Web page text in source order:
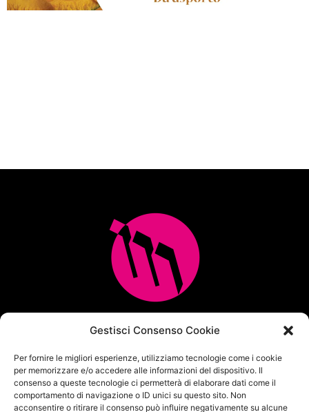
Gestisci Consenso Cookie
Per fornire le migliori esperienze, utilizziamo tecnologie come i cookie
per memorizzare e/o accedere alle informazioni del dispositivo. Il
consenso a queste tecnologie ci permetterà di elaborare dati come il
comportamento di navigazione o ID unici su questo sito. Non
acconsentire o ritirare il consenso può influire negativamente su alcune
Multicopia e Arreda Ufficio srl
Centralino unificato Tel. 0532 771065
info@multicopia360.com
P.Iva IT01564380382
Capitale Sociale i.v. 100.000 €